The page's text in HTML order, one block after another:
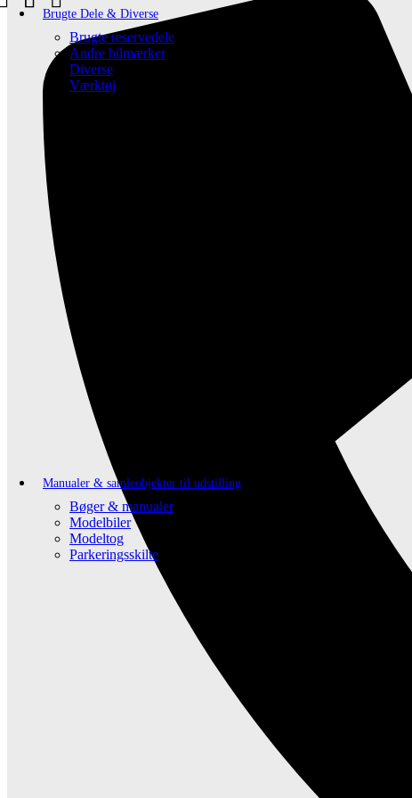
Brugte Dele & Diverse
Brugte reservedele
Andre bilmærker
Diverse
Værktøj
Manualer & samleobjekter til udstilling
Bøger & manualer
Modelbiler
Modeltog
Parkeringsskilte